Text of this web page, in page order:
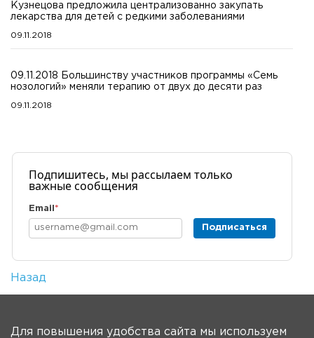
Кузнецова предложила централизованно закупать
лекарства для детей с редкими заболеваниями
09.11.2018
09.11.2018 Большинству участников программы «Семь
нозологий» меняли терапию от двух до десяти раз
09.11.2018
Подпишитесь, мы рассылаем только
важные сообщения
Email *
Подписаться
Назад
Для повышения удобства сайта мы используем